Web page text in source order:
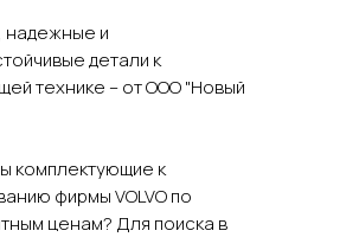
надежные и
детали к
технике – от ООО "Новый
комплектующие к
фирмы VOLVO по
ценам? Для поиска в